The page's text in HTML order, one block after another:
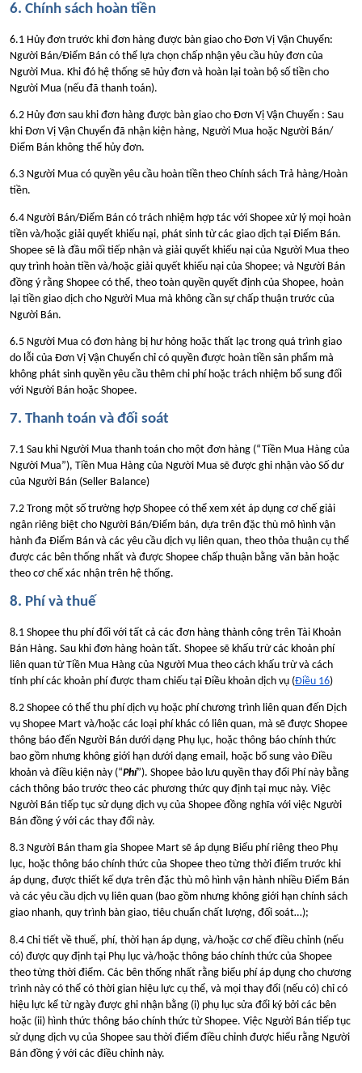
6. Chính sách hoàn tiền
6.1 Hủy đơn trước khi đơn hàng được bàn giao cho Đơn Vị Vận Chuyển:
Người Bán/Điểm Bán có thể lựa chọn chấp nhận yêu cầu hủy đơn của
Người Mua. Khi đó hệ thống sẽ hủy đơn và hoàn lại toàn bộ số tiền cho
Người Mua (nếu đã thanh toán).
6.2 Hủy đơn sau khi đơn hàng được bàn giao cho Đơn Vị Vận Chuyển : Sau
khi Đơn Vị Vận Chuyển đã nhận kiện hàng, Người Mua hoặc Người Bán/
Điểm Bán không thể hủy đơn.
6.3 Người Mua có quyền yêu cầu hoàn tiền theo Chính sách Trả hàng/Hoàn
tiền.
6.4 Người Bán/Điểm Bán có trách nhiệm hợp tác với Shopee xử lý mọi hoàn
tiền và/hoặc giải quyết khiếu nại, phát sinh từ các giao dịch tại Điểm Bán.
Shopee sẽ là đầu mối tiếp nhận và giải quyết khiếu nại của Người Mua theo
quy trình hoàn tiền và/hoặc giải quyết khiếu nại của Shopee; và Người Bán
đồng ý rằng Shopee có thể, theo toàn quyền quyết định của Shopee, hoàn
lại tiền giao dịch cho Người Mua mà không cần sự chấp thuận trước của
Người Bán.
6.5 Người Mua có đơn hàng bị hư hỏng hoặc thất lạc trong quá trình giao
do lỗi của Đơn Vị Vận Chuyển chỉ có quyền được hoàn tiền sản phẩm mà
không phát sinh quyền yêu cầu thêm chi phí hoặc trách nhiệm bổ sung đối
với Người Bán hoặc Shopee.
7. Thanh toán và đối soát
7.1 Sau khi Người Mua thanh toán cho một đơn hàng (“Tiền Mua Hàng của
Người Mua”), Tiền Mua Hàng của Người Mua sẽ được ghi nhận vào Số dư
của Người Bán (Seller Balance)
7.2 Trong một số trường hợp Shopee có thể xem xét áp dụng cơ chế giải
ngân riêng biệt cho Người Bán/Điểm bán, dựa trên đặc thù mô hình vận
hành đa Điểm Bán và các yêu cầu dịch vụ liên quan, theo thỏa thuận cụ thể
được các bên thống nhất và được Shopee chấp thuận bằng văn bản hoặc
theo cơ chế xác nhận trên hệ thống.
8. Phí và thuế
8.1 Shopee thu phí đối với tất cả các đơn hàng thành công trên Tài Khoản
Bán Hàng. Sau khi đơn hàng hoàn tất. Shopee sẽ khấu trừ các khoản phí
liên quan từ Tiền Mua Hàng của Người Mua theo cách khấu trừ và cách
tính phí các khoản phí được tham chiếu tại Điều khoản dịch vụ (Điều 16)
8.2 Shopee có thể thu phí dịch vụ hoặc phí chương trình liên quan đến Dịch
vụ Shopee Mart và/hoặc các loại phí khác có liên quan, mà sẽ được Shopee
thông báo đến Người Bán dưới dạng Phụ lục, hoặc thông báo chính thức
bao gồm nhưng không giới hạn dưới dạng email, hoặc bổ sung vào Điều
khoản và điều kiện này (“Phí”). Shopee bảo lưu quyền thay đổi Phí này bằng
cách thông báo trước theo các phương thức quy định tại mục này. Việc
Người Bán tiếp tục sử dụng dịch vụ của Shopee đồng nghĩa với việc Người
Bán đồng ý với các thay đổi này.
8.3 Người Bán tham gia Shopee Mart sẽ áp dụng Biểu phí riêng theo Phụ
lục, hoặc thông báo chính thức của Shopee theo từng thời điểm trước khi
áp dụng, được thiết kế dựa trên đặc thù mô hình vận hành nhiều Điểm Bán
và các yêu cầu dịch vụ liên quan (bao gồm nhưng không giới hạn chính sách
giao nhanh, quy trình bàn giao, tiêu chuẩn chất lượng, đối soát…);
8.4 Chi tiết về thuế, phí, thời hạn áp dụng, và/hoặc cơ chế điều chỉnh (nếu
có) được quy định tại Phụ lục và/hoặc thông báo chính thức của Shopee
theo từng thời điểm. Các bên thống nhất rằng biểu phí áp dụng cho chương
trình này có thể có thời gian hiệu lực cụ thể, và mọi thay đổi (nếu có) chỉ có
hiệu lực kể từ ngày được ghi nhận bằng (i) phụ lục sửa đổi ký bởi các bên
hoặc (ii) hình thức thông báo chính thức từ Shopee. Việc Người Bán tiếp tục
sử dụng dịch vụ của Shopee sau thời điểm điều chỉnh được hiểu rằng Người
Bán đồng ý với các điều chỉnh này.